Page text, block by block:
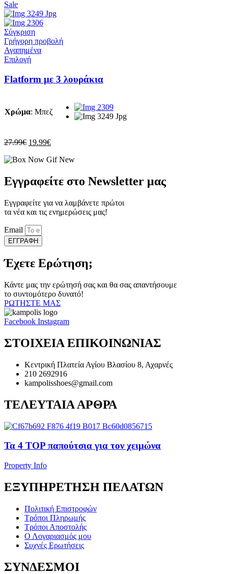
στη
σελίδα
του
προϊόντος
was:
27.99€.
τιμή
Sale
Σύγκριση
Γρήγορη προβολή
Αγαπημένα
ΕπιλογήΑυτό
προϊόν
έχει
παραλλαγές.
Οι
να
στη
του
προϊόντος
Flatform με 3 λουράκια
Χρώμα: Μπεζ
27.99€ Original
was:
19.99€Η
τιμή
19.99€.
Εγγραφείτε στο Newsletter μας
Εγγραφείτε για να λαμβάνετε πρώτοι
τα νέα και τις ενημερώσεις μας!
Email
ΕΓΓΡΑΦΗ
Έχετε Ερώτηση;
Κάντε μας την ερώτησή σας και θα σας απαντήσουμε
το συντομότερο δυνατό!
ΡΩΤΗΣΤΕ ΜΑΣ
Facebook Instagram
ΣΤΟΙΧΕΙΑ ΕΠΙΚΟΙΝΩΝΙΑΣ
Κεντρική Πλατεία Αγίου Βλασίου 8, Αχαρνές
210 2692916
kampolisshoes@gmail.com
ΤΕΛΕΥΤΑΙΑ ΑΡΘΡΑ
Τα 4 TOP παπούτσια για τον χειμώνα
Property Info
ΕΞΥΠΗΡΕΤΗΣΗ ΠΕΛΑΤΩΝ
Πολιτική Επιστροφών
Τρόποι Πληρωμής
Τρόποι Αποστολής
Ο Λογαριασμός μου
Συχνές Ερωτήσεις
ΣΥΝΔΕΣΜΟΙ